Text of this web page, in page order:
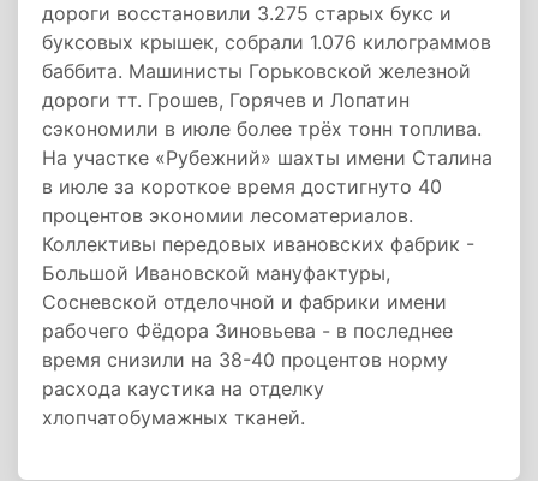
дороги восстановили 3.275 старых букс и
буксовых крышек, собрали 1.076 килограммов
баббита. Машинисты Горьковской железной
дороги тт. Грошев, Горячев и Лопатин
сэкономили в июле более трёх тонн топлива.
На участке «Рубежний» шахты имени Сталина
в июле за короткое время достигнуто 40
процентов экономии лесоматериалов.
Коллективы передовых ивановских фабрик -
Большой Ивановской мануфактуры,
Сосневской отделочной и фабрики имени
рабочего Фёдора Зиновьева - в последнее
время снизили на 38-40 процентов норму
расхода каустика на отделку
хлопчатобумажных тканей.